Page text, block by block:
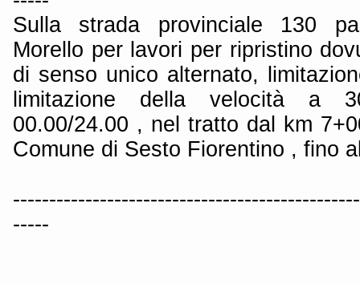
Sulla strada provinciale 130
Morello per lavori per ripristino
di senso unico alternato,
limitazione della velocità a
00.00/24.00 , nel tratto dal km
Comune di Sesto Fiorentino , fino
-----